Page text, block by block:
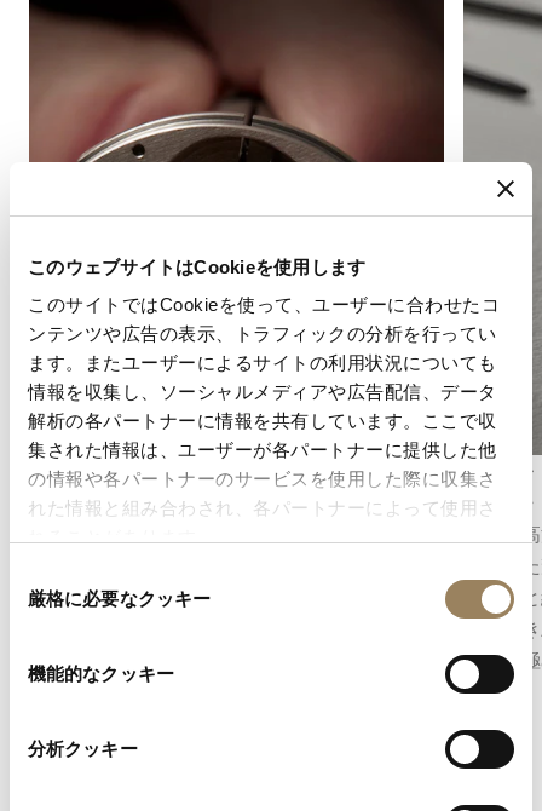
このウェブサイトはCookieを使用します
このサイトではCookieを使って、ユーザーに合わせたコ
ンテンツや広告の表示、トラフィックの分析を行ってい
ます。またユーザーによるサイトの利用状況についても
情報を収集し、ソーシャルメディアや広告配信、データ
解析の各パートナーに情報を共有しています。ここで収
集された情報は、ユーザーが各パートナーに提供した他
の情報や各パートナーのサービスを使用した際に収集さ
れた情報と組み合わされ、各パートナーによって使用さ
厳格に必要なクッキー
機能的なクッキー
分析クッキー
アングラージュ
アングラージュは、ムーブメントの部品のエッ
反射し、部品の輪郭を際立たせるとともに、細
します。
グラン
グラン
極めて
に満ち
た技術
情が磨
決まる